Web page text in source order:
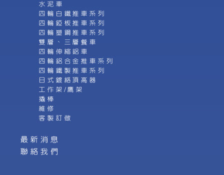
水泥車
四輪白鐵推車系列
四輪錏板推車系列
四輪塑鋼推車系列
雙層、三層餐車
四輪伸縮鋁車
四輪鋁合金推車系列
四輪鐵製推車系列
日式鍍絡頂高器
工作架/鷹架
撬棒
維修
客製訂做
最新消息
聯絡我們